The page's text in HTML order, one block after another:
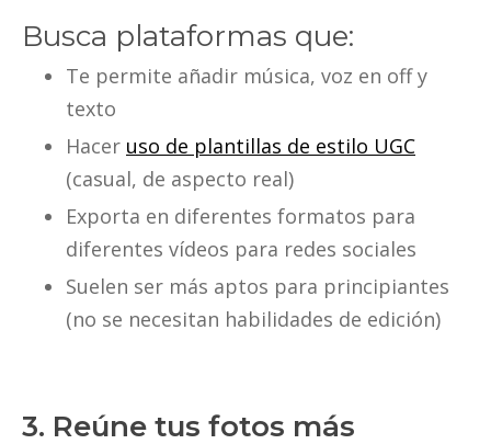
Busca plataformas que:
Te permite añadir música, voz en off y
texto
Hacer uso de plantillas de estilo UGC
(casual, de aspecto real)
Exporta en diferentes formatos para
diferentes vídeos para redes sociales
Suelen ser más aptos para principiantes
(no se necesitan habilidades de edición)
3. Reúne tus fotos más